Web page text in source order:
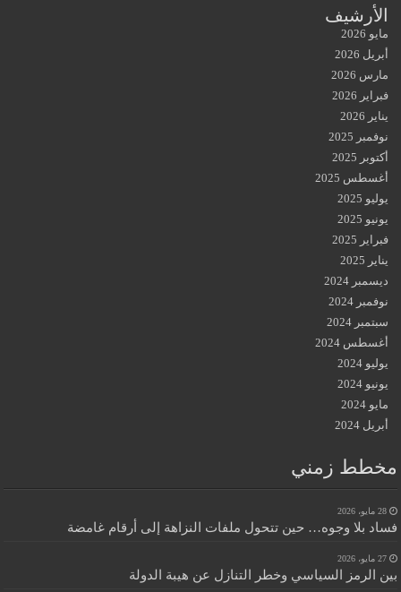
الأرشيف
مايو 2026
أبريل 2026
مارس 2026
فبراير 2026
يناير 2026
نوفمبر 2025
أكتوبر 2025
أغسطس 2025
يوليو 2025
يونيو 2025
فبراير 2025
يناير 2025
ديسمبر 2024
نوفمبر 2024
سبتمبر 2024
أغسطس 2024
يوليو 2024
يونيو 2024
مايو 2024
أبريل 2024
مخطط زمني
28 مايو، 2026
فساد بلا وجوه… حين تتحول ملفات النزاهة إلى أرقام غامضة
27 مايو، 2026
بين الرمز السياسي وخطر التنازل عن هيبة الدولة